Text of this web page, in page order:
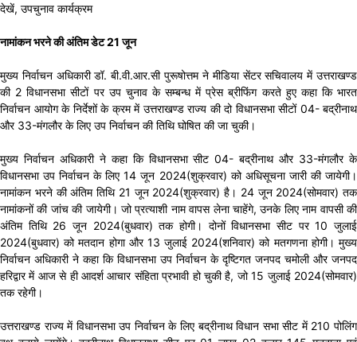
देखें, उपचुनाव कार्यक्रम
नामांकन भरने की अंतिम डेट 21 जून
मुख्य निर्वाचन अधिकारी डॉ. बी.वी.आर.सी पुरूषोत्तम ने मीडिया सेंटर सचिवालय में उत्तराखण्ड
की 2 विधानसभा सीटों पर उप चुनाव के सम्बन्ध में प्रेस ब्रीफिंग करते हुए कहा कि भारत
निर्वाचन आयोग के निर्देशों के क्रम में उत्तराखण्ड राज्य की दो विधानसभा सीटों 04- बद्रीनाथ
और 33-मंगलौर के लिए उप निर्वाचन की तिथि घोषित की जा चुकी।
मुख्य निर्वाचन अधिकारी ने कहा कि विधानसभा सीट 04- बद्रीनाथ और 33-मंगलौर के
विधानसभा उप निर्वाचन के लिए 14 जून 2024(शुक्रवार) को अधिसूचना जारी की जायेगी।
नामांकन भरने की अंतिम तिथि 21 जून 2024(शुक्रवार) है। 24 जून 2024(सोमवार) तक
नामांकनों की जांच की जायेगी। जो प्रत्याशी नाम वापस लेना चाहेंगे, उनके लिए नाम वापसी की
अंतिम तिथि 26 जून 2024(बुधवार) तक होगी। दोनों विधानसभा सीट पर 10 जुलाई
2024(बुधवार) को मतदान होगा और 13 जुलाई 2024(शनिवार) को मतगणना होगी। मुख्य
निर्वाचन अधिकारी ने कहा कि विधानसभा उप निर्वाचन के दृष्टिगत जनपद चमोली और जनपद
हरिद्वार में आज से ही आदर्श आचार संहिता प्रभावी हो चुकी है, जो 15 जुलाई 2024(सोमवार)
तक रहेगी।
उत्तराखण्ड राज्य में विधानसभा उप निर्वाचन के लिए बद्रीनाथ विधान सभा सीट में 210 पोलिंग